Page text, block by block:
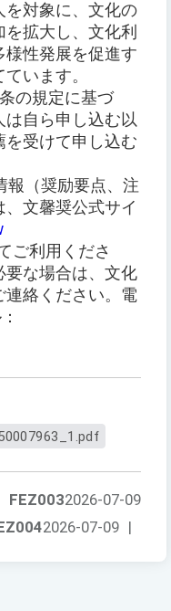
を対象に、文化の
拡大し、文化利
様性発展を促進す
います。
の規定に基づ
は自ら申し込む以
受けて申し込む
報（奨励要点、注
文馨奨公式サイ
ご利用くださ
要な場合は、文化
連絡ください。電
FEZ0032026-07-09
2026-07-09 |